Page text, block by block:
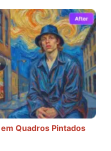
Quadros Pintados